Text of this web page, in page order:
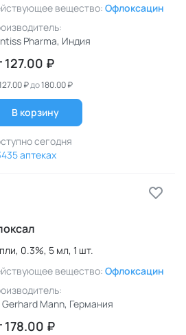
вещество: Офлоксацин
Pharma, Индия
127.00 ₽
₽до180.00 ₽
В корзину
сегодня
аптеках
0.3%, 5 мл, 1 шт.
вещество: Офлоксацин
Gerhard Mann, Германия
178.00 ₽